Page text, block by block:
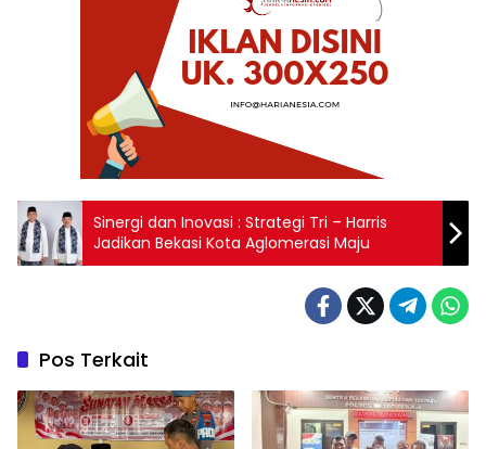
Sinergi dan Inovasi : Strategi Tri – Harris
Jadikan Bekasi Kota Aglomerasi Maju
Pos Terkait